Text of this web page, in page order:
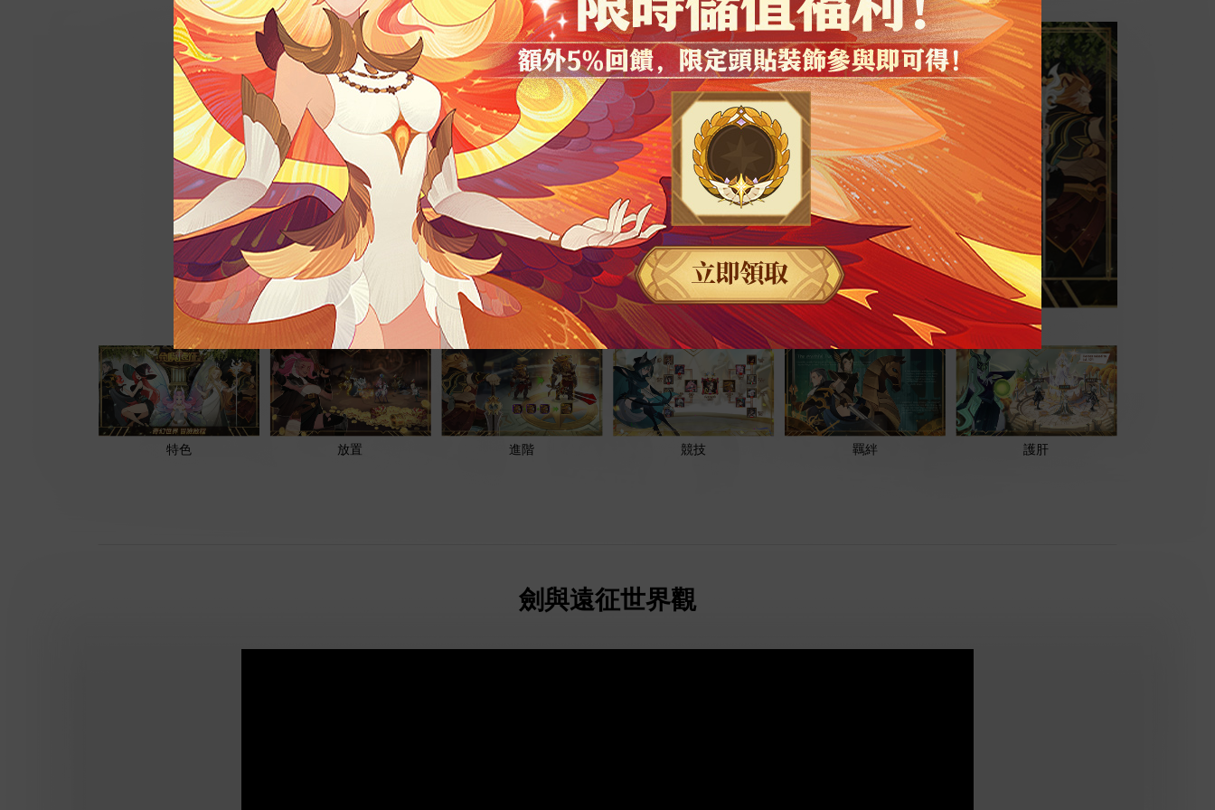
特色
奇幻世界 冒險啟程
放置
隨性上線 輕鬆收益
進階
戰力增強 形象升級
競技
全球玩家 一決高下
羈絆
體驗英雄專屬劇情
護肝
英雄共用最高等級
特色 放置 進階 競技 羈絆 護肝
劍與遠征世界觀